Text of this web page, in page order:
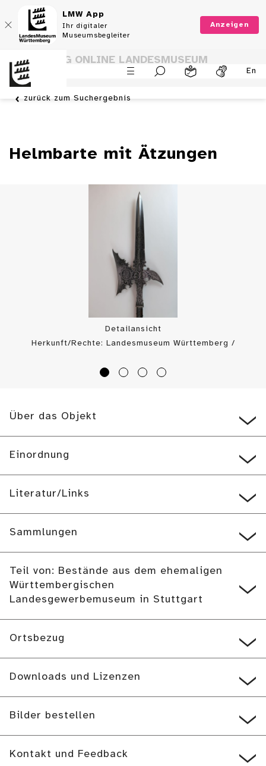
LMW App
Ihr digitaler
Museumsbegleiter
Anzeigen
En
SAMMLUNG ONLINE LANDESMUSEUM
WÜRTTEMBERG
zurück zum Suchergebnis
Helmbarte mit Ätzungen
Detailansicht
Herkunft/Rechte: Landesmuseum Württemberg /
Über das Objekt
Einordnung
Literatur/Links
Sammlungen
Teil von: Bestände aus dem ehemaligen
Württembergischen
Landesgewerbemuseum in Stuttgart
Ortsbezug
Downloads und Lizenzen
Bilder bestellen
Kontakt und Feedback